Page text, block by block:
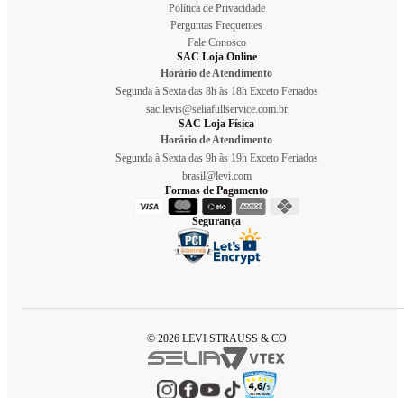
Política de Privacidade
Perguntas Frequentes
Fale Conosco
SAC Loja Online
Horário de Atendimento
Segunda à Sexta das 8h às 18h Exceto Feriados
sac.levis@seliafullservice.com.br
SAC Loja Física
Horário de Atendimento
Segunda à Sexta das 9h às 19h Exceto Feriados
brasil@levi.com
Formas de Pagamento
Segurança
© 2026 LEVI STRAUSS & CO